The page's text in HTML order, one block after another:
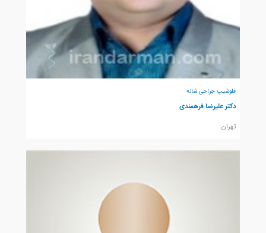
فلوشیپ جراحی شانه
دکتر علیرضا فرهمندی
تهران